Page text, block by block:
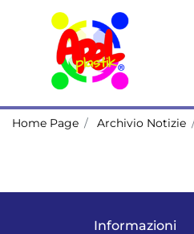
Home Page Archivio Notizie
Informazioni